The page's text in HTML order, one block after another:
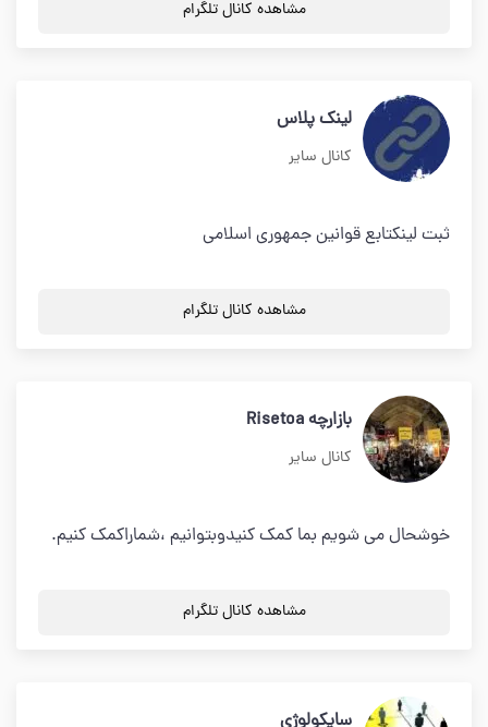
مشاهده کانال تلگرام
لینک پلاس
کانال سایر
ثبت لینکتابع قوانین جمهوری اسلامی
مشاهده کانال تلگرام
بازارچه Risetoa
کانال سایر
خوشحال می شویم بما کمک کنیدوبتوانیم ،شماراکمک کنیم.
مشاهده کانال تلگرام
سایکولوژی